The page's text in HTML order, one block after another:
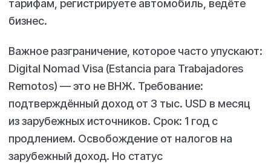
тарифам, регистрируете автомобиль, ведёте
бизнес.
Важное разграничение, которое часто упускают:
Digital Nomad Visa (Estancia para Trabajadores
Remotos) — это не ВНЖ. Требование:
подтверждённый доход от 3 тыс. USD в месяц
из зарубежных источников. Срок: 1 год с
продлением. Освобождение от налогов на
зарубежный доход. Но статус